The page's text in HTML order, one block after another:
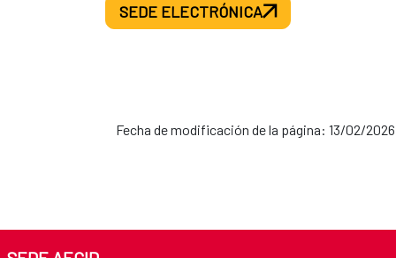
SEDE ELECTRÓNICA
Fecha de modificación de la página: 13/02/2026